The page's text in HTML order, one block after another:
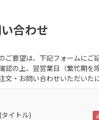
合わせ
ご要望は、下記フォームにご
認の上、翌営業日（繁忙期を
文・お問い合わせいただいた
イトル)